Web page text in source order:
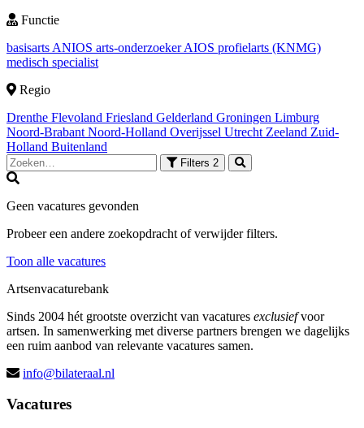
Functie
basisarts ANIOS arts-onderzoekerAIOS profielarts (KNMG)
medisch specialist
Regio
Drenthe Flevoland Friesland Gelderland Groningen Limburg
Noord-Brabant Noord-Holland Overijssel Utrecht Zeeland Zuid-
Holland Buitenland
Filters 2
Geen vacatures gevonden
Probeer een andere zoekopdracht of verwijder filters.
Toon alle vacatures
Artsenvacaturebank
Sinds 2004 hét grootste overzicht van vacatures exclusiefvoor
artsen. In samenwerking met diverse partners brengen we dagelijks
een ruim aanbod van relevante vacatures samen.
info@bilateraal.nl
Vacatures